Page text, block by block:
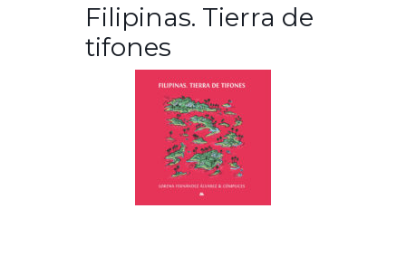
Filipinas. Tierra de
tifones